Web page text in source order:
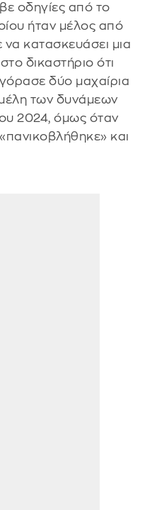
οδηγίες από το
ήταν μέλος από
κατασκευάσει μια
δικαστήριο ότι
δύο μαχαίρια
των δυνάμεων
2024, όμως όταν
και